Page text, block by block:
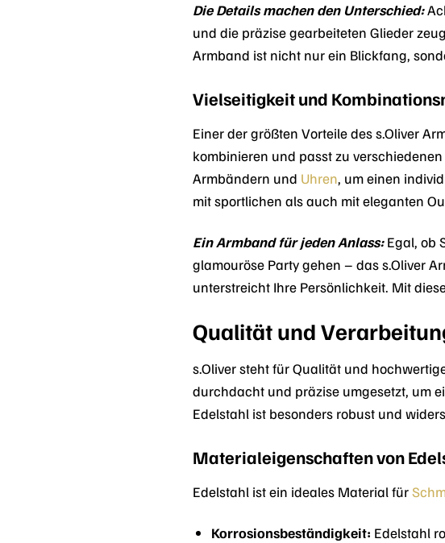
Die Details machen den Unterschied:
und die präzise gearbeiteten Glieder
Armband ist nicht nur ein Blickfang,
Vielseitigkeit und
Einer der größten Vorteile des s.Oliver
kombinieren und passt zu
Armbändern und Uhren, um einen
mit sportlichen als auch mit eleganten
Ein Armband für jeden Anlass:Egal, ob
glamouröse Party gehen – das s.Oliver
unterstreicht Ihre Persönlichkeit. Mit
Qualität und
s.Oliver steht für Qualität und
durchdacht und präzise umgesetzt, um
Edelstahl ist besonders robust und
Materialeigenschaften von
Edelstahl ist ein ideales Material für
Korrosionsbeständigkeit: Edelstahl